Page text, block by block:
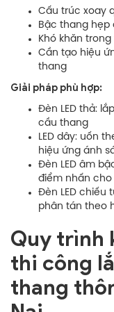
Cấu trúc xoay
Bậc thang hẹp
Khó khăn
Cần tạo hiệu
thang
Giải pháp phù hợp:
Đèn LED thả:
cầu thang
LED dây: uốn
hiệu ứng ánh
Đèn LED âm
điểm nhấn cho
Đèn LED chiếu
phân tán theo
Quy trình
thi công
thang